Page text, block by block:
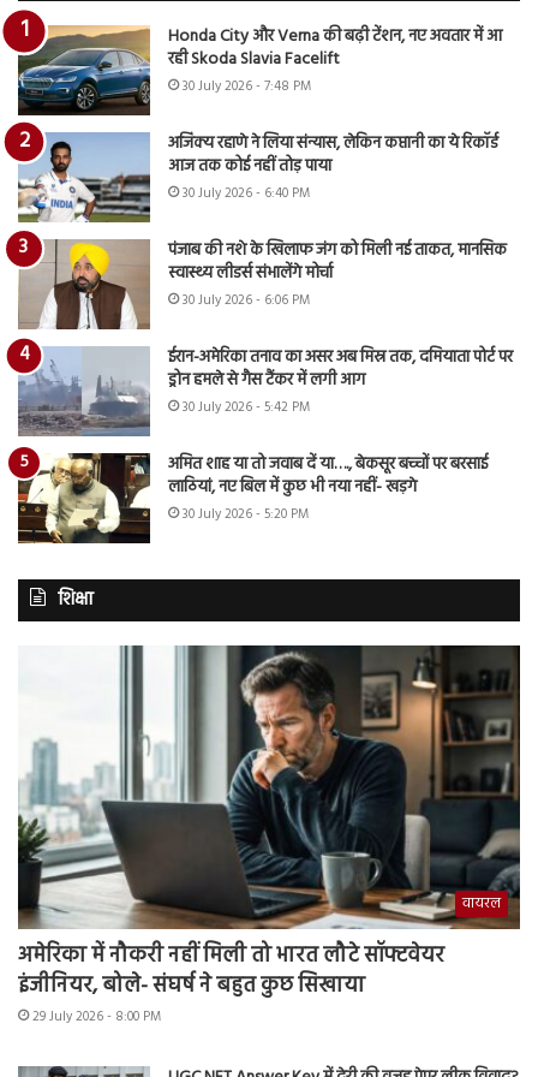
Honda City और Verna की बढ़ी टेंशन, नए अवतार में आ
रही Skoda Slavia Facelift
30 July 2026 - 7:48 PM
अजिंक्य रहाणे ने लिया संन्यास, लेकिन कप्तानी का ये रिकॉर्ड
आज तक कोई नहीं तोड़ पाया
30 July 2026 - 6:40 PM
पंजाब की नशे के खिलाफ जंग को मिली नई ताकत, मानसिक
स्वास्थ्य लीडर्स संभालेंगे मोर्चा
30 July 2026 - 6:06 PM
ईरान-अमेरिका तनाव का असर अब मिस्र तक, दमियाता पोर्ट पर
ड्रोन हमले से गैस टैंकर में लगी आग
30 July 2026 - 5:42 PM
अमित शाह या तो जवाब दें या…., बेकसूर बच्चों पर बरसाई
लाठियां, नए बिल में कुछ भी नया नहीं- खड़गे
30 July 2026 - 5:20 PM
शिक्षा
वायरल
अमेरिका में नौकरी नहीं मिली तो भारत लौटे सॉफ्टवेयर
इंजीनियर, बोले- संघर्ष ने बहुत कुछ सिखाया
29 July 2026 - 8:00 PM